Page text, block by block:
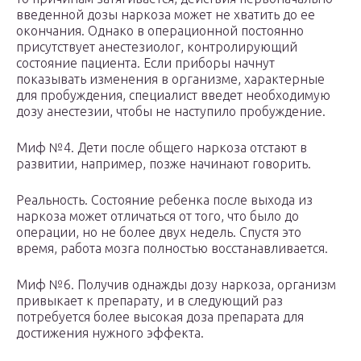
введенной дозы наркоза может не хватить до ее
окончания. Однако в операционной постоянно
присутствует анестезиолог, контролирующий
состояние пациента. Если приборы начнут
показывать изменения в организме, характерные
для пробуждения, специалист введет необходимую
дозу анестезии, чтобы не наступило пробуждение.
Миф №4. Дети после общего наркоза отстают в
развитии, например, позже начинают говорить.
Реальность. Состояние ребенка после выхода из
наркоза может отличаться от того, что было до
операции, но не более двух недель. Спустя это
время, работа мозга полностью восстанавливается.
Миф №6. Получив однажды дозу наркоза, организм
привыкает к препарату, и в следующий раз
потребуется более высокая доза препарата для
достижения нужного эффекта.